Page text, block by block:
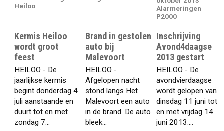
Heiloo
Alarmeringen
P2000
Kermis Heiloo
wordt groot
feest
HEILOO - De
jaarlijkse kermis
begint donderdag 4
juli aanstaande en
duurt tot en met
zondag 7...
Brand in gestolen
auto bij
Malevoort
HEILOO -
Afgelopen nacht
stond langs Het
Malevoort een auto
in de brand. De auto
bleek...
Inschrijving
Avond4daagse
2013 gestart
HEILOO - De
avondvierdaagse
wordt gelopen van
dinsdag 11 juni tot
en met vrijdag 14
juni 2013....